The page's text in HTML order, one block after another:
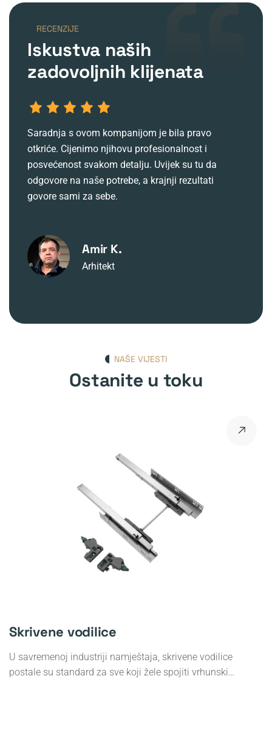
RECENZIJE
Iskustva naših
zadovoljnih klijenata
Saradnja s ovom kompanijom je bila pravo
otkriće. Cijenimo njihovu profesionalnost i
posvećenost svakom detalju. Uvijek su tu da
odgovore na naše potrebe, a krajnji rezultati
govore sami za sebe.
Amir K.
Arhitekt
NAŠE VIJESTI
Ostanite u toku
Skrivene vodilice
U savremenoj industriji namještaja, skrivene vodilice
postale su standard za sve koji žele spojiti vrhunski…